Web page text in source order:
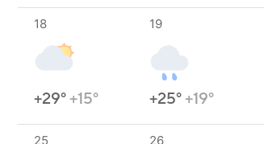
18
+29°+15°
19
+25°+19°
25 26